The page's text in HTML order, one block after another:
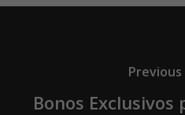
Bonos Exclusivos